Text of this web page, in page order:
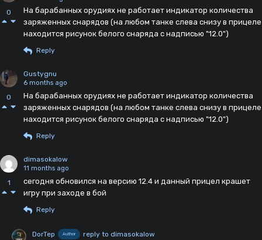
0
На барабанных орудиях не работает индикатор количества
заряженных снарядов (на любом танке слева снизу в прицеле
находится рисунок белого снаряда с надписью "12.0")
Reply
0
Gustygnu
6 months ago
На барабанных орудиях не работает индикатор количества
заряженных снарядов (на любом танке слева снизу в прицеле
находится рисунок белого снаряда с надписью "12.0")
Reply
1
dimasokalow
11 months ago
сегодня обновился на версию 12.4 и данный прицел крашет
игру при заходе в бой
Reply
DorTep Author reply to dimasokalow